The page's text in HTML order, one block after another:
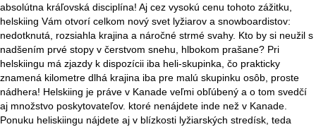
absolútna kráľovská disciplína! Aj cez vysokú cenu tohoto zážitku,
helskiing Vám otvorí celkom nový svet lyžiarov a snowboardistov:
nedotknutá, rozsiahla krajina a náročné strmé svahy. Kto by si neužil s
nadšením prvé stopy v čerstvom snehu, hlbokom prašane? Pri
helskiingu má zjazdy k dispozícii iba heli-skupinka, čo prakticky
znamená kilometre dlhá krajina iba pre malú skupinku osôb, proste
nádhera! Helskiing je práve v Kanade veľmi obľúbený a o tom svedčí
aj množstvo poskytovateľov. ktoré nenájdete inde než v Kanade.
Ponuku heliskiingu nájdete aj v blízkosti lyžiarských stredísk, teda